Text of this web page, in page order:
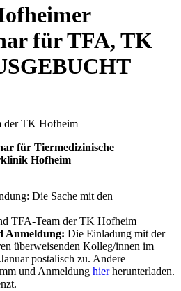
für TFA, TK
der TK Hofheim
für Tiermedizinische
Hofheim
Die Sache mit den
TFA-Team der TK Hofheim
Anmeldung: Die Einladung mit der
überweisenden Kolleg/innen im
postalisch zu. Andere
und Anmeldung hierherunterladen.